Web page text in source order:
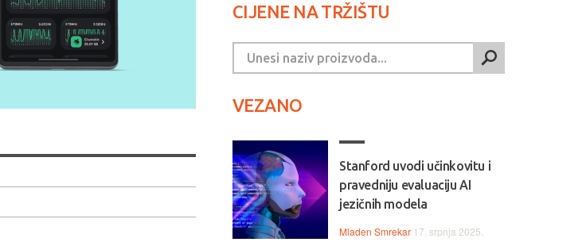
CIJENE NA TRŽIŠTU
VEZANO
Stanford uvodi učinkovitu i
pravedniju evaluaciju AI
jezičnih modela
Mladen Smrekar 17. srpnja 2025.